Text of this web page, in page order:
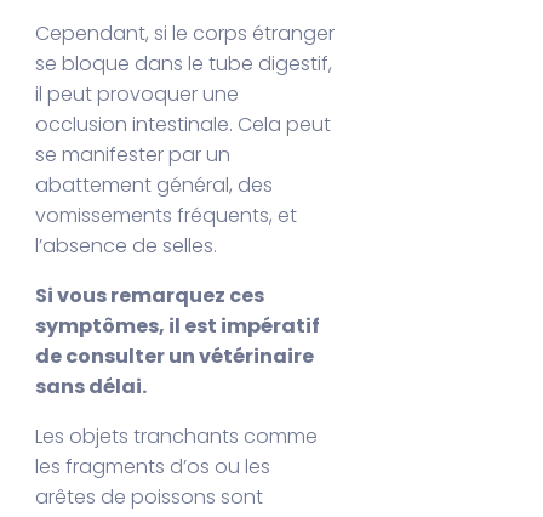
Cependant, si le corps étranger
se bloque dans le tube digestif,
il peut provoquer une
occlusion intestinale. Cela peut
se manifester par un
abattement général, des
vomissements fréquents, et
l’absence de selles.
Si vous remarquez ces
symptômes, il est impératif
de consulter un vétérinaire
sans délai.
Les objets tranchants comme
les fragments d’os ou les
arêtes de poissons sont